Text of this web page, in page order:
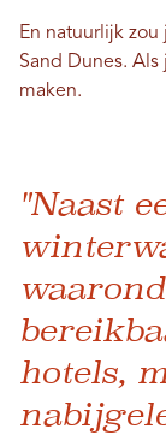
En natuurlijk
Sand Dunes.
maken.
"Naast
hotels,